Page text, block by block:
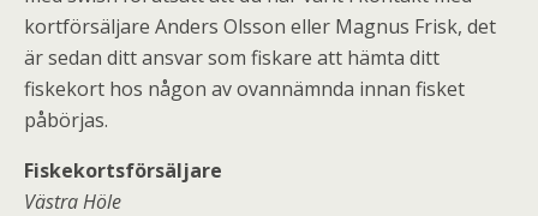
kortförsäljare Anders Olsson eller Magnus Frisk, det
är sedan ditt ansvar som fiskare att hämta ditt
fiskekort hos någon av ovannämnda innan fisket
påbörjas.
Fiskekortsförsäljare
Västra Höle